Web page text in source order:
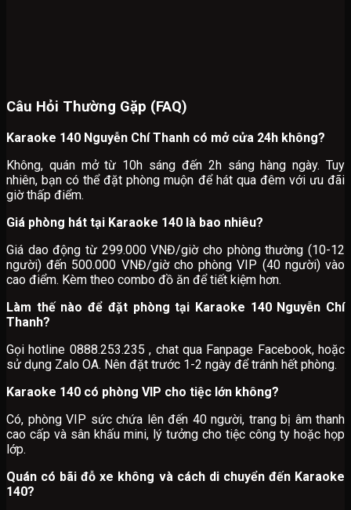
Câu Hỏi Thường Gặp (FAQ)
Karaoke 140 Nguyễn Chí Thanh có mở cửa 24h không?
Không, quán mở từ 10h sáng đến 2h sáng hàng ngày. Tuy
nhiên, bạn có thể đặt phòng muộn để hát qua đêm với ưu đãi
giờ thấp điểm.
Giá phòng hát tại Karaoke 140 là bao nhiêu?
Giá dao động từ 299.000 VNĐ/giờ cho phòng thường (10-12
người) đến 500.000 VNĐ/giờ cho phòng VIP (40 người) vào
cao điểm. Kèm theo combo đồ ăn để tiết kiệm hơn.
Làm thế nào để đặt phòng tại Karaoke 140 Nguyễn Chí
Thanh?
Gọi hotline 0888.253.235 , chat qua Fanpage Facebook, hoặc
sử dụng Zalo OA. Nên đặt trước 1-2 ngày để tránh hết phòng.
Karaoke 140 có phòng VIP cho tiệc lớn không?
Có, phòng VIP sức chứa lên đến 40 người, trang bị âm thanh
cao cấp và sân khấu mini, lý tưởng cho tiệc công ty hoặc họp
lớp.
Quán có bãi đỗ xe không và cách di chuyển đến Karaoke
140?